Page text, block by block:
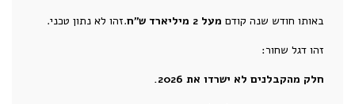
באותו חודש שנה קודם מעל 2 מיליארד ש"ח
.זהו לא נתון טכני.
זהו דגל שחור:
חלק מהקבלנים לא ישרדו את 2026.